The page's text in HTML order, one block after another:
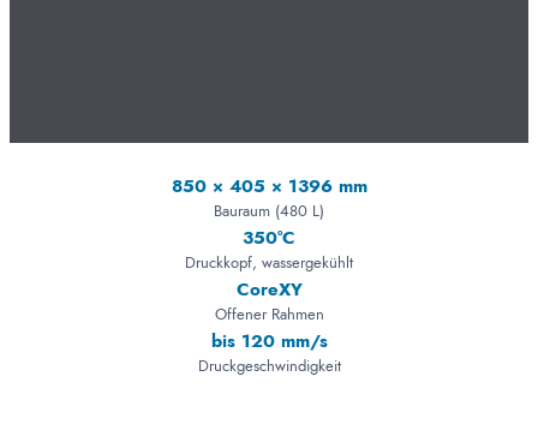
850 × 405 × 1396 mm
Bauraum (480 L)
350°C
Druckkopf, wassergekühlt
CoreXY
Offener Rahmen
bis 120 mm/s
Druckgeschwindigkeit